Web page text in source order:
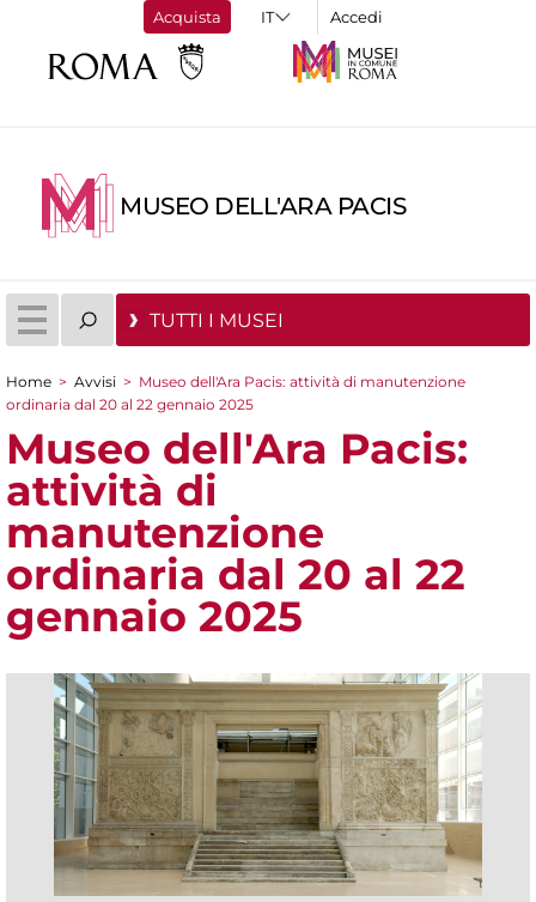
Acquista Accedi
MUSEO DELL'ARA PACIS
TUTTI I MUSEI
Tu sei qui
Home > Avvisi > Museo dell'Ara Pacis: attività di manutenzione
ordinaria dal 20 al 22 gennaio 2025
Museo dell'Ara Pacis:
attività di
manutenzione
ordinaria dal 20 al 22
gennaio 2025